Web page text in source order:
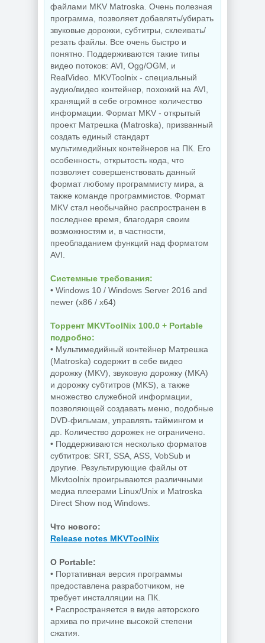
файлами MKV Matroska. Очень полезная
программа, позволяет добавлять/убирать
звуковые дорожки, субтитры, склеивать/
резать файлы. Все очень быстро и
понятно. Поддерживаются такие типы
видео потоков: AVI, Ogg/OGM, и
RealVideo. MKVToolnix - специальный
аудио/видео контейнер, похожий на AVI,
хранящий в себе огромное количество
информации. Формат MKV - открытый
проект Матрешка (Matroska), призванный
создать единый стандарт
мультимедийных контейнеров на ПК. Его
особенность, открытость кода, что
позволяет совершенствовать данный
формат любому программисту мира, а
также команде программистов. Формат
MKV стал необычайно распространен в
последнее время, благодаря своим
возможностям и, в частности,
преобладанием функций над форматом
AVI.
Системные требования:
• Windows 10 / Windows Server 2016 and
newer (x86 / x64)
Торрент MKVToolNix 100.0 + Portable
подробно:
• Мультимедийный контейнер Матрешка
(Matroska) содержит в себе видео
дорожку (MKV), звуковую дорожку (MKA)
и дорожку субтитров (MKS), а также
множество служебной информации,
позволяющей создавать меню, подобные
DVD-фильмам, управлять таймингом и
др. Количество дорожек не ограничено.
• Поддерживаются несколько форматов
субтитров: SRT, SSA, ASS, VobSub и
другие. Результирующие файлы от
Mkvtoolnix проигрываются различными
медиа плеерами Linux/Unix и Matroska
Direct Show под Windows.
Что нового:
Release notes MKVToolNix
О Portable:
• Портативная версия программы
предоставлена разработчиком, не
требует инсталляции на ПК.
• Распространяется в виде авторского
архива по причине высокой степени
сжатия.